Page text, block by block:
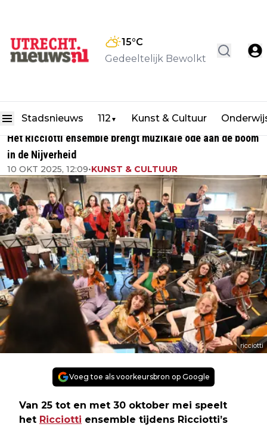
15°C
Gedeeltelijk Bewolkt
Stadsnieuws 112 ▼ Kunst & Cultuur
Het Ricciotti ensemble brengt muzikale ode aan de boom
in de Nijverheid
10 OKT 2025, 12:09•KUNST & CULTUUR
ricciotti
Voeg toe als voorkeursbron op Google
Van 25 tot en met 30 oktober mei speelt
het Ricciotti ensemble tijdens Ricciotti’s